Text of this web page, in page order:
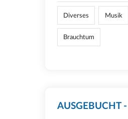
Diverses Musik
Brauchtum
AUSGEBUCHT